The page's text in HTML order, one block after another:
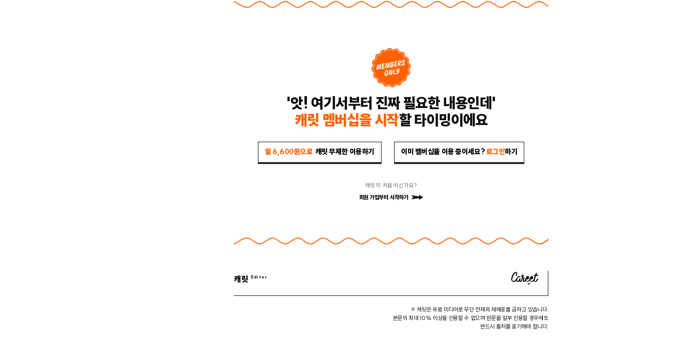
'앗! 여기서부터 진짜 필요한 내용인데'
캐릿 멤버십을 시작할 타이밍이에요
월 6,600원으로 캐릿 무제한 이용하기 이미 멤버십을 이용 중이세요?로그인하기
캐릿이 처음이신가요?
회원 가입부터 시작하기
캐릿
※ 캐릿은 유료 미디어로 무단 전재와 재배포를 금하고 있습니다.
본문의 최대 10% 이상을 인용할 수 없으며 원문을 일부 인용할 경우에도
반드시 출처를 표기해야 합니다.